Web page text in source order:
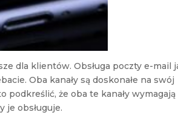
dla klientów. Obsługa poczty e-mail
Oba kanały są doskonałe na swój
podkreślić, że oba te kanały wymagają
je obsługuje.